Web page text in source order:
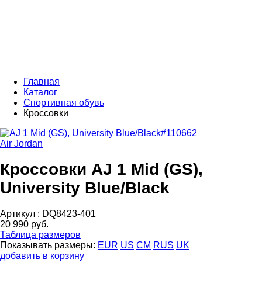
Главная
Каталог
Спортивная обувь
Кроссовки
Air Jordan
Кроссовки AJ 1 Mid (GS),
University Blue/Black
Артикул : DQ8423-401
20 990 руб.
Таблица размеров
Показывать размеры: EUR US CM RUS UK
добавить в корзину